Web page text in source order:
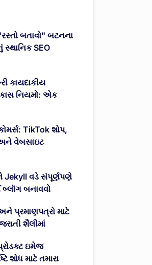
બતાવો" બટનના
સ્થાનિક SEO
કાયદાકીય
નિયમો: એક
TikTok શોપ,
વેબસાઇટ
Jekyll વડે સંપૂર્ણપણે
બનાવવો
પ્રમાણપત્રો માટે
શૈલીમાં
ઇમેજ
શોધ માટે તમારા